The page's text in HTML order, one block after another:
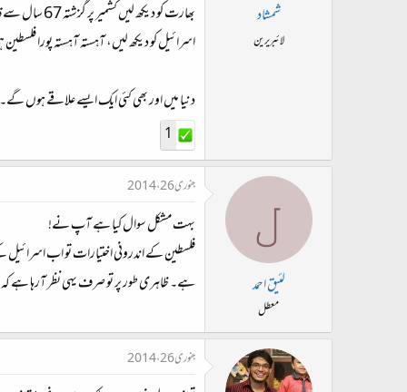
شمشاد
لائبریرین
بھارت کو دیکھ لیں کشمیر پر گزشتہ 67 سال سے قابض ہے۔
اسرائیل کو دیکھ لیں، آہستہ آہستہ پورا
دنیا میں اور بھی کئی ایک ایسے علاقے ہوں گے۔
1
ل
لئیق احمد
معطل
جنوری 26، 2014
بہت مشکل سوال کیا ہے آپ نے!
ہے۔ ظاہری طور پر تو صرف یہی نظر آرہا ہے
جنوری 26، 2014